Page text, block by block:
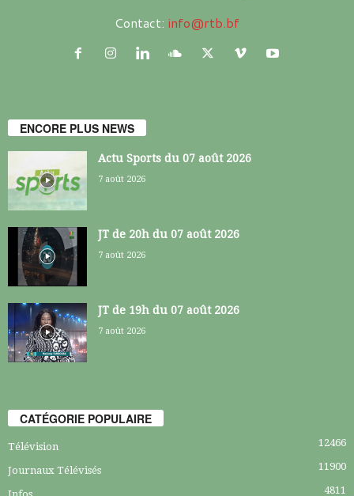
Contact: info@rtb.bf
ENCORE PLUS NEWS
Actu Sports du 07 août 2026
7 août 2026
JT de 20h du 07 août 2026
7 août 2026
JT de 19h du 07 août 2026
7 août 2026
CATÉGORIE POPULAIRE
Télévision 12466
Journaux Télévisés 11900
4811